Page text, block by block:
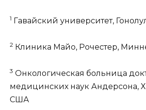
1 Гавайский университет,
2 Клиника Майо, Рочестер,
3 Онкологическая больница
медицинских наук Андерсона,
США